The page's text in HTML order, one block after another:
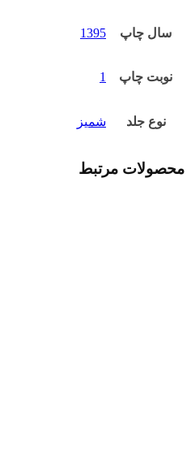
سال چاپ 1395
نوبت چاپ 1
نوع جلد شمیز
محصولات مرتبط